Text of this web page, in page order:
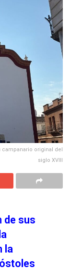
campanario original del
siglo XVIII
de sus
la